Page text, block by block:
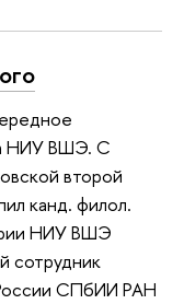
НИУ ВШЭ. С
второй
канд. филол.
НИУ ВШЭ
сотрудник
СПбИИ РАН